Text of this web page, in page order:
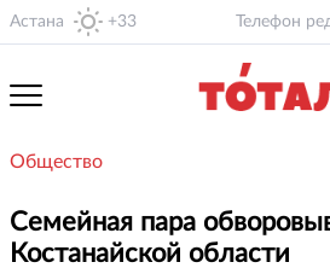
Астана +33 Телефон
Общество
Семейная пара
Костанайской области